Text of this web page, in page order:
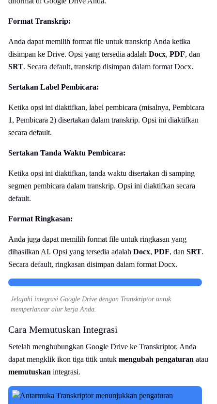
Format Transkrip:
Anda dapat memilih format file untuk transkrip Anda ketika
disimpan ke Drive. Opsi yang tersedia adalah Docx, PDF, dan
SRT. Secara default, transkrip disimpan dalam format Docx.
Sertakan Label Pembicara:
Ketika opsi ini diaktifkan, label pembicara (misalnya, Pembicara
1, Pembicara 2) disertakan dalam transkrip. Opsi ini diaktifkan
secara default.
Sertakan Tanda Waktu Pembicara:
Ketika opsi ini diaktifkan, tanda waktu disertakan di samping
segmen pembicara dalam transkrip. Opsi ini diaktifkan secara
default.
Format Ringkasan:
Anda juga dapat memilih format file untuk ringkasan yang
dihasilkan AI. Opsi yang tersedia adalah Docx, PDF, dan SRT.
Secara default, ringkasan disimpan dalam format Docx.
Jelajahi integrasi Google Drive dengan Transkriptor untuk
memperlancar alur kerja Anda.
Cara Memutuskan Integrasi
Setelah menghubungkan Google Drive ke Transkriptor, Anda
dapat mengklik ikon tiga titik untuk mengubah pengaturan atau
memutuskan integrasi.